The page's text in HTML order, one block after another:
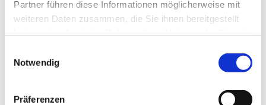
Partner führen diese Informationen möglicherweise mit
weiteren Daten zusammen, die Sie ihnen bereitgestellt
Notwendig
Präferenzen
Mitarbeiter...